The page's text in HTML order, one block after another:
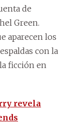
de
Green.
aparecen los
con la
ficción en
revela